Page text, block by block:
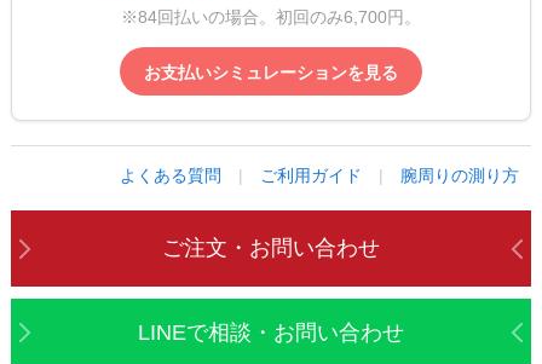
※84回払いの場合。初回のみ6,700円。
お支払いシミュレーションを見る
よくある質問 | ご利用ガイド | 腕周りの測り方
ご注文・お問い合わせ
LINEで相談・お問い合わせ